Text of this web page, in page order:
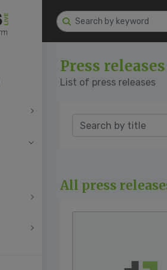
Press releases
List of press releases
All press